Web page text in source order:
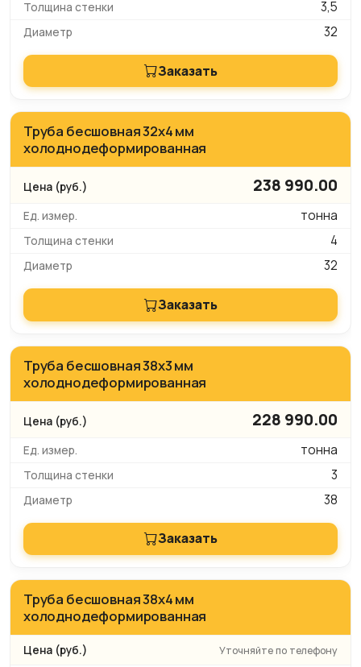
3,5
32
Заказать
Труба бесшовная 32х4 мм
холоднодеформированная
238 990.00
тонна
4
32
Заказать
Труба бесшовная 38х3 мм
холоднодеформированная
228 990.00
тонна
3
38
Заказать
Труба бесшовная 38х4 мм
холоднодеформированная
Уточняйте по телефону